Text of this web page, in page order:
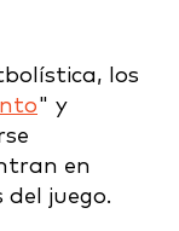
los
" y
en
juego.